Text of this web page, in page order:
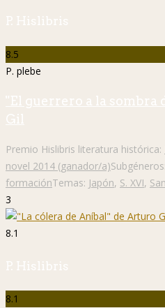
P. Hislibris
8.5
P. plebe
"El guerrero a la sombra
Gil
Premio Hislibris literatura histórica:
novel 2014 (ganador/a)Subgéneros:
formaciónTemas: Japón, S. XVI,
3
8.1
P. Hislibris
8.1